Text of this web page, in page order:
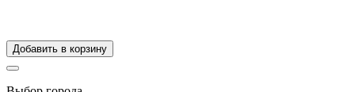
Добавить в корзину